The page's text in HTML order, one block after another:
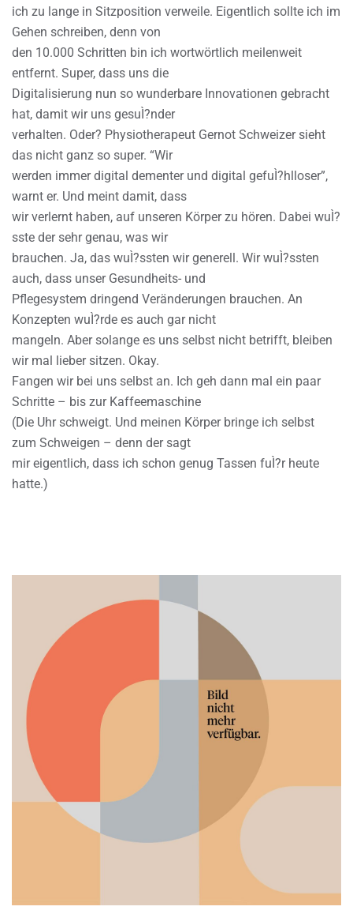
ich zu lange in Sitzposition verweile. Eigentlich sollte ich im
Gehen schreiben, denn von
den 10.000 Schritten bin ich wortwörtlich meilenweit
entfernt. Super, dass uns die
Digitalisierung nun so wunderbare Innovationen gebracht
hat, damit wir uns gesuÌ?nder
verhalten. Oder? Physiotherapeut Gernot Schweizer sieht
das nicht ganz so super. “Wir
werden immer digital dementer und digital gefuÌ?hlloser”,
warnt er. Und meint damit, dass
wir verlernt haben, auf unseren Körper zu hören. Dabei wuÌ?
sste der sehr genau, was wir
brauchen. Ja, das wuÌ?ssten wir generell. Wir wuÌ?ssten
auch, dass unser Gesundheits- und
Pflegesystem dringend Veränderungen brauchen. An
Konzepten wuÌ?rde es auch gar nicht
mangeln. Aber solange es uns selbst nicht betrifft, bleiben
wir mal lieber sitzen. Okay.
Fangen wir bei uns selbst an. Ich geh dann mal ein paar
Schritte – bis zur Kaffeemaschine
(Die Uhr schweigt. Und meinen Körper bringe ich selbst
zum Schweigen – denn der sagt
mir eigentlich, dass ich schon genug Tassen fuÌ?r heute
hatte.)